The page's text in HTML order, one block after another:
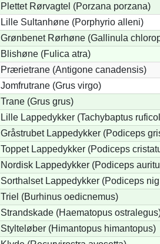
Plettet Rørvagtel (Porzana porzana)
Lille Sultanhøne (Porphyrio alleni)
Grønbenet Rørhøne (Gallinula
Blishøne (Fulica atra)
Prærietrane (Antigone canadensis)
Jomfrutrane (Grus virgo)
Trane (Grus grus)
Lille Lappedykker (Tachybaptus
Gråstrubet Lappedykker (Podiceps
Toppet Lappedykker (Podiceps
Nordisk Lappedykker (Podiceps
Sorthalset Lappedykker (Podiceps
Triel (Burhinus oedicnemus)
Strandskade (Haematopus
Stylteløber (Himantopus himantopus)